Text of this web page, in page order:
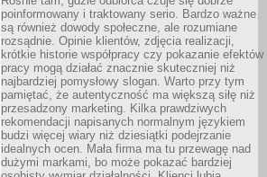
poinformowany i traktowany serio. Bardzo ważne
są również dowody społeczne, ale rozumiane
rozsądnie. Opinie klientów, zdjęcia realizacji,
krótkie historie współpracy czy pokazanie efektów
pracy mogą działać znacznie skuteczniej niż
najbardziej pomysłowy slogan. Warto przy tym
pamiętać, że autentyczność ma większą siłę niż
przesadzony marketing. Kilka prawdziwych
rekomendacji napisanych normalnym językiem
budzi więcej wiary niż dziesiątki podejrzanie
idealnych ocen. Mała firma ma tu przewagę nad
dużymi markami, bo może pokazać bardziej